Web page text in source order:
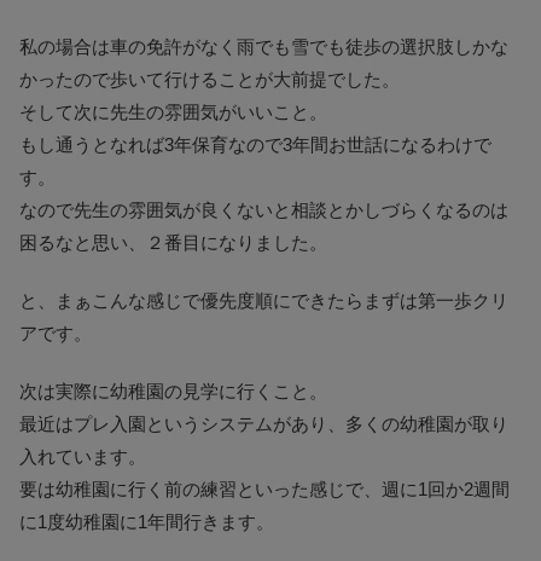
私の場合は車の免許がなく雨でも雪でも徒歩の選択肢しかな
かったので歩いて行けることが大前提でした。
そして次に先生の雰囲気がいいこと。
もし通うとなれば3年保育なので3年間お世話になるわけで
す。
なので先生の雰囲気が良くないと相談とかしづらくなるのは
困るなと思い、２番目になりました。
と、まぁこんな感じで優先度順にできたらまずは第一歩クリ
アです。
次は実際に幼稚園の見学に行くこと。
最近はプレ入園というシステムがあり、多くの幼稚園が取り
入れています。
要は幼稚園に行く前の練習といった感じで、週に1回か2週間
に1度幼稚園に1年間行きます。